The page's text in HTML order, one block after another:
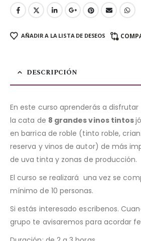
AÑADIR A LA LISTA DE DESEOS
DESCRIPCIÓN
En este curso aprenderás a
la cata de 8 grandes vinos tintos
en barrica de roble (tinto roble,
reserva y vinos de autor) de más
de uva tinta y zonas de producción.
El curso se realizará una vez se
mínimo de 10 personas.
Si estás interesado escribenos.
grupo te avisaremos para acordar